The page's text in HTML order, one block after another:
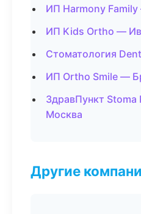
ИП Harmony
ИП Kids Ortho —
Стоматология
ИП Ortho Smile —
ЗдравПункт
Москва
Другие